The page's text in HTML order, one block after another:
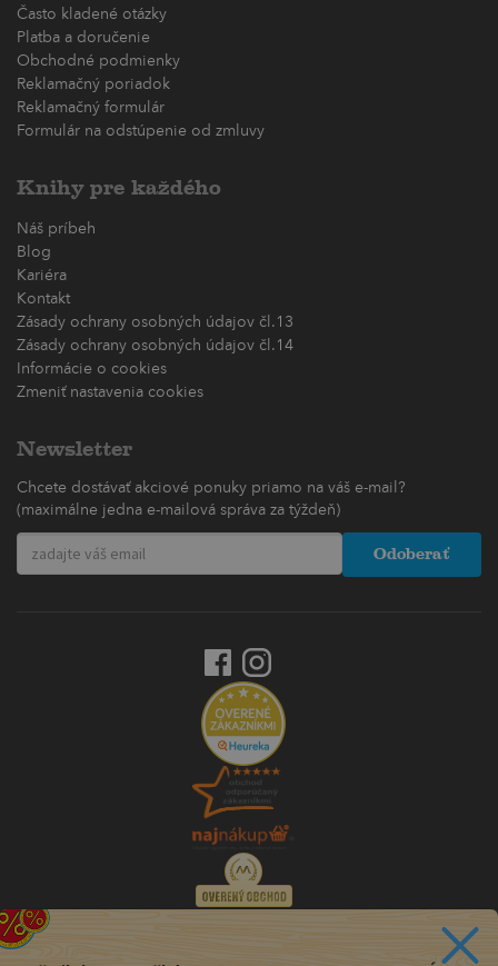
Často kladené otázky
Platba a doručenie
Obchodné podmienky
Reklamačný poriadok
Reklamačný formulár
Formulár na odstúpenie od zmluvy
Knihy pre každého
Náš príbeh
Blog
Kariéra
Kontakt
Zásady ochrany osobných údajov čl.13
Zásady ochrany osobných údajov čl.14
Informácie o cookies
Zmeniť nastavenia cookies
Newsletter
Chcete dostávať akciové ponuky priamo na váš e-mail?
(maximálne jedna e-mailová správa za týždeň)
Odoberať